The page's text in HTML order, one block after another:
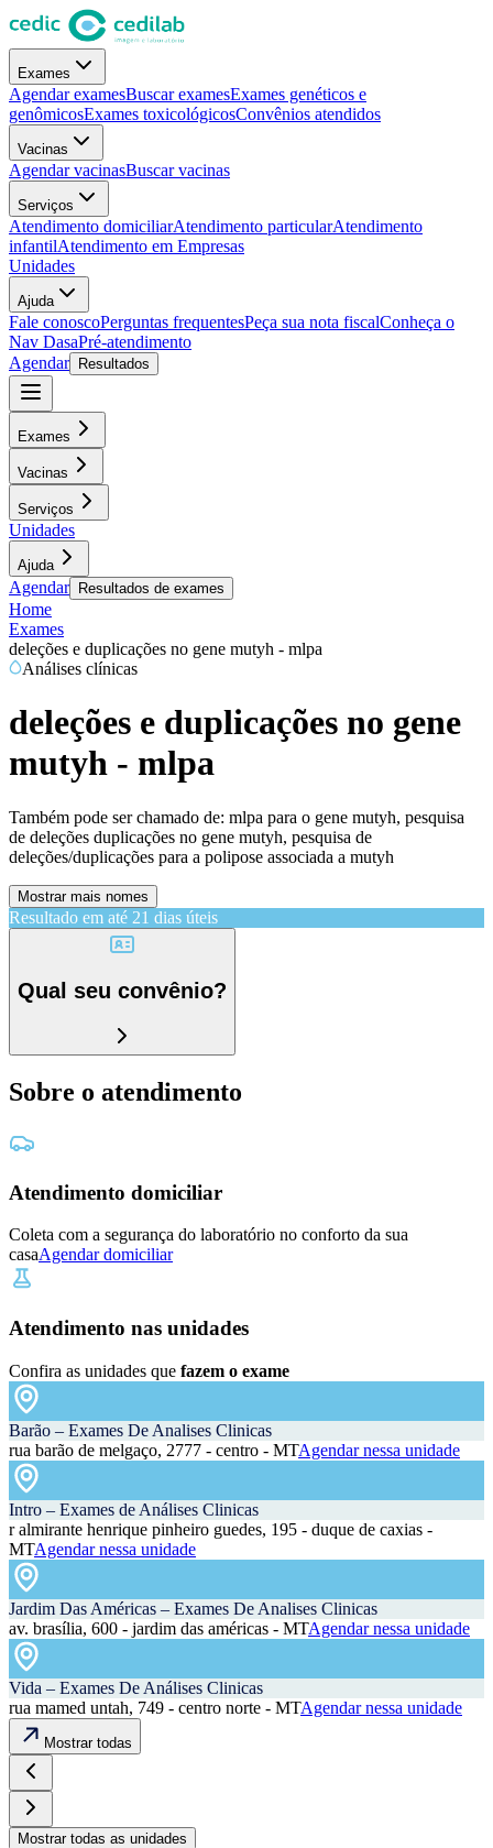
Exames
Agendar examesBuscar examesExames genéticos e
genômicosExames toxicológicosConvênios atendidos
Vacinas
Agendar vacinasBuscar vacinas
Serviços
Atendimento domiciliarAtendimento particularAtendimento
infantilAtendimento em Empresas
Unidades
Ajuda
Fale conoscoPerguntas frequentesPeça sua nota fiscalConheça o
Nav DasaPré-atendimento
Agendar
Resultados
Exames
Vacinas
Serviços
Unidades
Ajuda
Agendar Resultados de exames
Home
Exames
deleções e duplicações no gene mutyh - mlpa
Análises clínicas
deleções e duplicações no gene
mutyh - mlpa
Também pode ser chamado de: mlpa para o gene mutyh, pesquisa
de deleções duplicações no gene mutyh, pesquisa de
deleções/duplicações para a polipose associada a mutyh
Mostrar mais nomes
Resultado em até 21 dias úteis
Qual seu convênio?
Sobre o atendimento
Atendimento domiciliar
Coleta com a segurança do laboratório no conforto da sua
casaAgendar domiciliar
Atendimento nas unidades
Confira as unidades que fazem o exame
Barão – Exames De Analises Clinicas
rua barão de melgaço, 2777 - centro - MTAgendar nessa unidade
Intro – Exames de Análises Clinicas
r almirante henrique pinheiro guedes, 195 - duque de caxias -
MTAgendar nessa unidade
Jardim Das Américas – Exames De Analises Clinicas
av. brasília, 600 - jardim das américas - MTAgendar nessa unidade
Vida – Exames De Análises Clinicas
rua mamed untah, 749 - centro norte - MTAgendar nessa unidade
Mostrar todas
Mostrar todas as unidades